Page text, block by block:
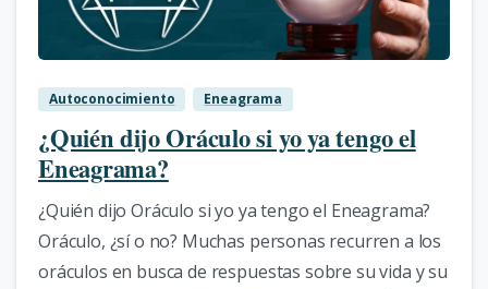
1
Autoconocimiento Eneagrama
¿Quién dijo Oráculo si yo ya tengo el
Eneagrama?
¿Quién dijo Oráculo si yo ya tengo el Eneagrama?
Oráculo, ¿sí o no? Muchas personas recurren a los
oráculos en busca de respuestas sobre su vida y su